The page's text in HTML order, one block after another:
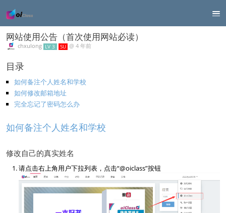
网站使用公告（首次使用网站必读）
chxulong LV 3 SU @4 年前
目录
如何备注个人姓名和学校
如何修改邮箱地址
完全忘记了密码怎么办
如何备注个人姓名和学校
修改自己的真实姓名
请点击右上角用户下拉列表，点击“@oiclass”按钮